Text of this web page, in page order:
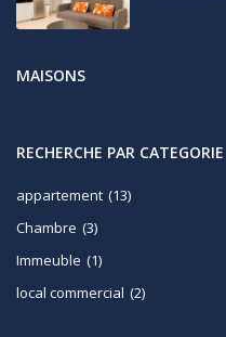
MAISONS
RECHERCHE PAR CATEGORIE
appartement (13)
Chambre (3)
Immeuble (1)
local commercial (2)